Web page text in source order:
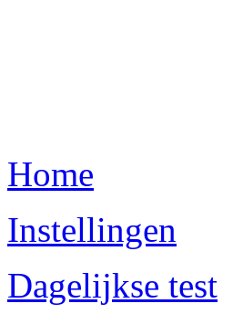
Home
Instellingen
Dagelijkse test